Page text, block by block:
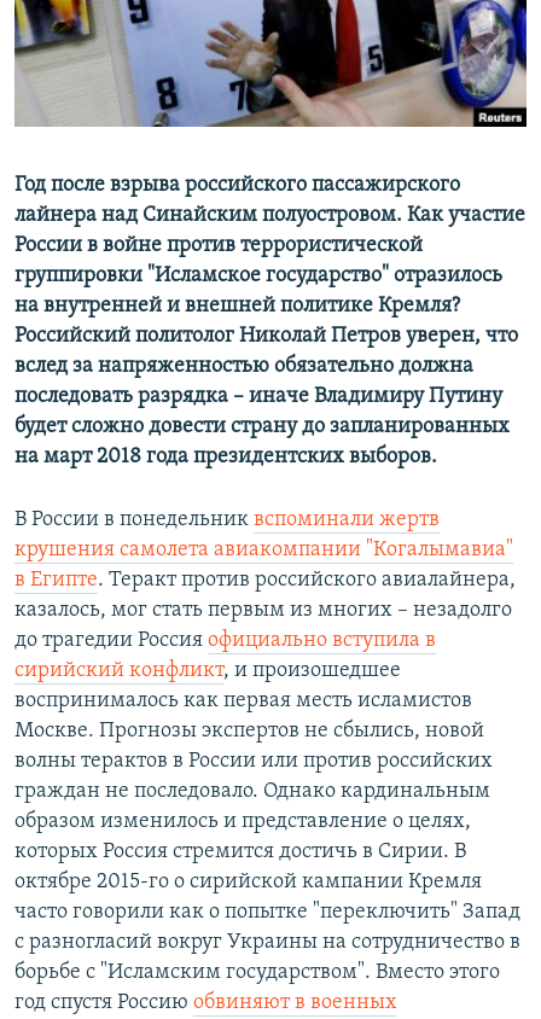
ПОБЕДИТЕЛЕЙ НЕ СУДЯТ?
КРЫМ.НЕПОКОРЕННЫЙ
ПРИСОЕДИНЯЙТЕСЬ!
Все сайты RFE/RL
Год после взрыва российского пассажирского
лайнера над Синайским полуостровом. Как участие
России в войне против террористической
группировки "Исламское государство" отразилось
на внутренней и внешней политике Кремля?
Российский политолог Николай Петров уверен, что
вслед за напряженностью обязательно должна
последовать разрядка – иначе Владимиру Путину
будет сложно довести страну до запланированных
на март 2018 года президентских выборов.
В России в понедельник вспоминали жертв
крушения самолета авиакомпании "Когалымавиа"
в Египте. Теракт против российского авиалайнера,
казалось, мог стать первым из многих – незадолго
до трагедии Россия официально вступила в
сирийский конфликт, и произошедшее
воспринималось как первая месть исламистов
Москве. Прогнозы экспертов не сбылись, новой
волны терактов в России или против российских
граждан не последовало. Однако кардинальным
образом изменилось и представление о целях,
которых Россия стремится достичь в Сирии. В
октябре 2015-го о сирийской кампании Кремля
часто говорили как о попытке "переключить" Запад
с разногласий вокруг Украины на сотрудничество в
борьбе с "Исламским государством". Вместо этого
год спустя Россию обвиняют в военных